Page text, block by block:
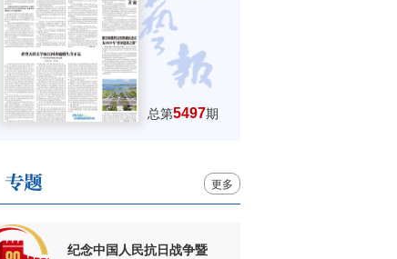
总第5497期
更多
纪念中国人民抗日战争暨